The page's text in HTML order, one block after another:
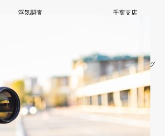
浮気調査
法人向け調査
千葉支店
アルシュブログ
お問い合わせ